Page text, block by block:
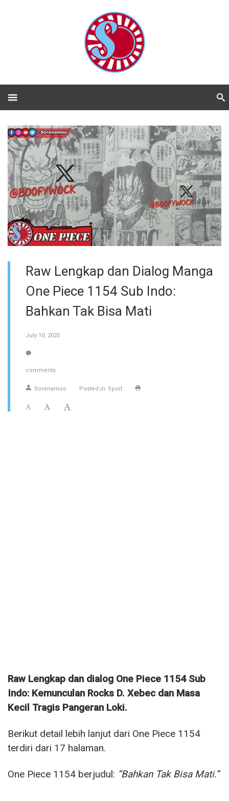
Raw Lengkap dan Dialog Manga
One Piece 1154 Sub Indo:
Bahkan Tak Bisa Mati
July 10, 2025
comments
Sorenamoo Posted in Sport
Raw Lengkap dan dialog One Piece 1154 Sub
Indo: Kemunculan Rocks D. Xebec dan Masa
Kecil Tragis Pangeran Loki.
Berikut detail lebih lanjut dari One Piece 1154
terdiri dari 17 halaman.
One Piece 1154 berjudul: “Bahkan Tak Bisa Mati.”